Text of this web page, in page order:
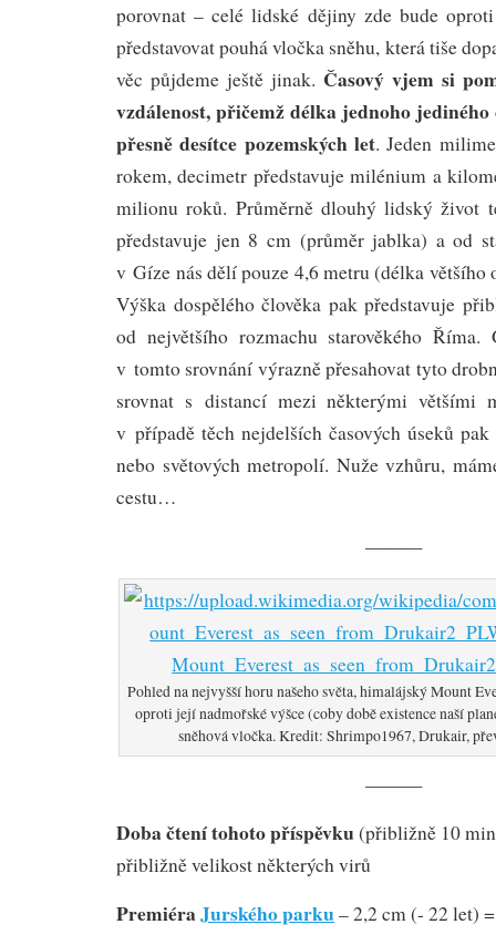
porovnat – celé lidské dějiny zde bude
představovat pouhá vločka sněhu, která tiše
věc půjdeme ještě jinak. Časový vjem si
vzdálenost, přičemž délka jednoho
přesně desítce pozemských let. Jeden
rokem, decimetr představuje milénium a
milionu roků. Průměrně dlouhý lidský život
představuje jen 8 cm (průměr jablka) a od
v Gíze nás dělí pouze 4,6 metru (délka většího
Výška dospělého člověka pak představuje
od největšího rozmachu starověkého Říma.
v tomto srovnání výrazně přesahovat tyto
srovnat s distancí mezi některými většími
v případě těch nejdelších časových úseků
nebo světových metropolí. Nuže vzhůru,
cestu…
———
Pohled na nejvyšší horu našeho světa, himalájský Mount
oproti její nadmořské výšce (coby době existence naší
sněhová vločka. Kredit: Shrimpo1967, Drukair,
———
Doba čtení tohoto příspěvku(přibližně 10
přibližně velikost některých virů
PremiéraJurského parku– 2,2 cm (- 22 let)